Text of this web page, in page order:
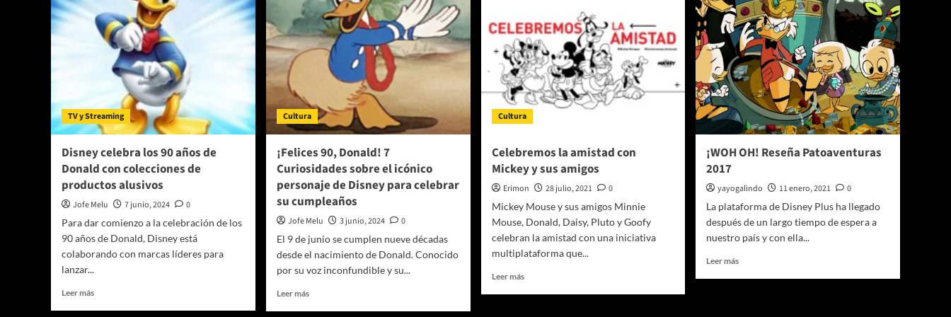
TV y Streaming
Disney celebra los 90 años de
Donald con colecciones de
productos alusivos
Jofe Melu 7 junio, 2024
0
Para dar comienzo a la celebración de los
90 años de Donald, Disney está
colaborando con marcas líderes para
lanzar...
Leer másLeer
Cultura
¡Felices 90, Donald! 7
Curiosidades sobre el icónico
personaje de Disney para celebrar
su cumpleaños
Jofe Melu 3 junio, 2024
0
El 9 de junio se cumplen nueve décadas
desde el nacimiento de Donald. Conocido
por su voz inconfundible y su...
Leer másLeer
Cultura
Celebremos la amistad con
Mickey y sus amigos
Erimon 28 julio, 2021
0
Mickey Mouse y sus amigos Minnie
Mouse, Donald, Daisy, Pluto y Goofy
celebran la amistad con una iniciativa
multiplataforma que...
Leer másLeer
¡WOH OH! Reseña Patoaventuras
2017
yayogalindo 11 enero, 2021
0
La plataforma de Disney Plus ha llegado
después de un largo tiempo de espera a
nuestro país y con ella...
Leer másLeer